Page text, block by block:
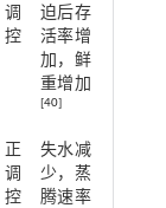
调
控
迫后存
活率增
加，鲜
重增加
[40]
正
调
控
失水减
少，蒸
腾速率